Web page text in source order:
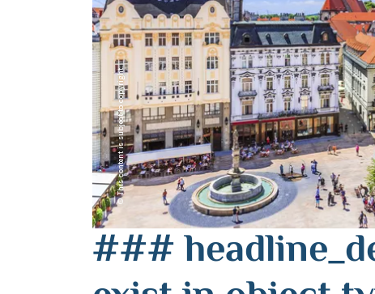
© This content is subject to copyright.
###